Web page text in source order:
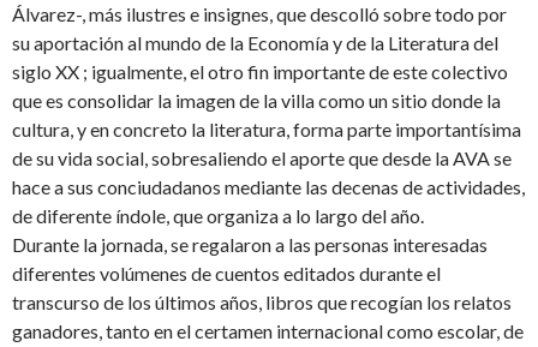
Álvarez-, más ilustres e insignes, que descolló sobre todo por
su aportación al mundo de la Economía y de la Literatura del
siglo XX ; igualmente, el otro fin importante de este colectivo
que es consolidar la imagen de la villa como un sitio donde la
cultura, y en concreto la literatura, forma parte importantísima
de su vida social, sobresaliendo el aporte que desde la AVA se
hace a sus conciudadanos mediante las decenas de actividades,
de diferente índole, que organiza a lo largo del año.
Durante la jornada, se regalaron a las personas interesadas
diferentes volúmenes de cuentos editados durante el
transcurso de los últimos años, libros que recogían los relatos
ganadores, tanto en el certamen internacional como escolar, de